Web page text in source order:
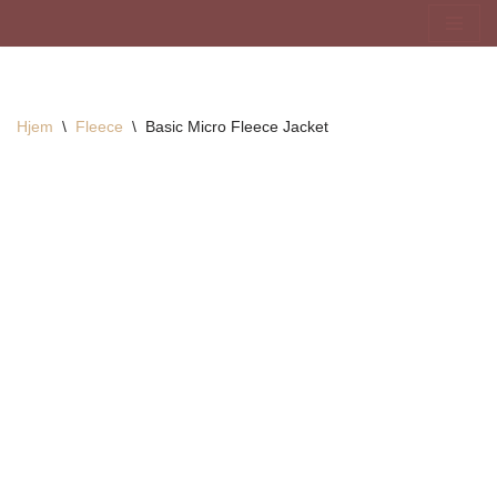
Hjem \ Fleece \ Basic Micro Fleece Jacket